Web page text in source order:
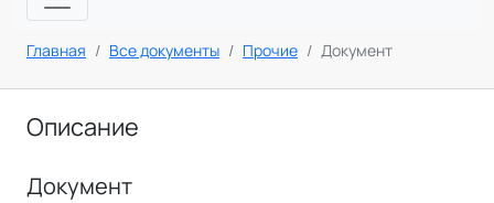
Главная Все документы Прочие Документ
Описание
Документ